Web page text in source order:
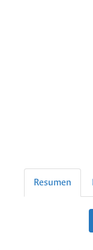
Resumen